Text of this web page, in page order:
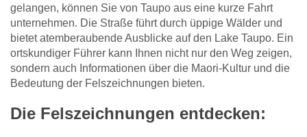
gelangen, können Sie von Taupo aus eine kurze Fahrt
unternehmen. Die Straße führt durch üppige Wälder und
bietet atemberaubende Ausblicke auf den Lake Taupo. Ein
ortskundiger Führer kann Ihnen nicht nur den Weg zeigen,
sondern auch Informationen über die Maori-Kultur und die
Bedeutung der Felszeichnungen bieten.
Die Felszeichnungen entdecken: